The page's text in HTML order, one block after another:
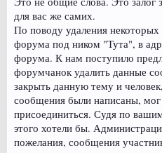
для вас же самих.
По поводу удаления
форума под ником "Тута", в
форума. К нам поступило
форумчанок удалить данные
закрыть данную тему и
сообщения были написаны,
присоединиться. Судя по
этого хотели бы.
пожелания, сообщения